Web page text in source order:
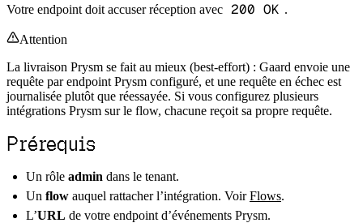
Votre endpoint doit accuser réception avec 200 OK .
Attention
La livraison Prysm se fait au mieux (best-effort) : Gaard envoie une
requête par endpoint Prysm configuré, et une requête en échec est
journalisée plutôt que réessayée. Si vous configurez plusieurs
intégrations Prysm sur le flow, chacune reçoit sa propre requête.
Prérequis
Un rôle admin dans le tenant.
Un flow auquel rattacher l’intégration. VoirFlows.
L’URL de votre endpoint d’événements Prysm.